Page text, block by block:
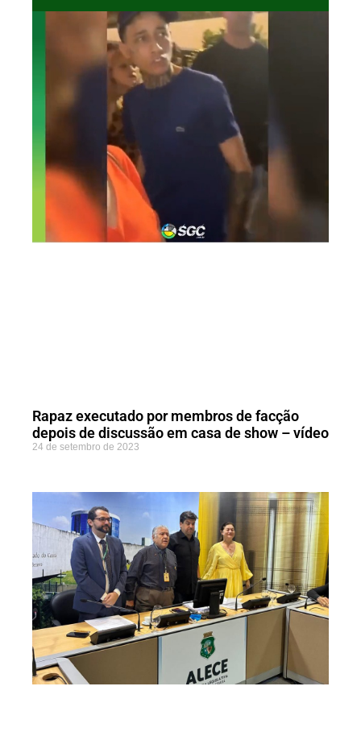
Rapaz executado por membros de facção
depois de discussão em casa de show – vídeo
24 de setembro de 2023